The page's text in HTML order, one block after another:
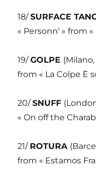
18/SURFACE
« Personn’ » from
19/GOLPE
from « La Colpe È
20/SNUFF
« On off the
21/ ROTURA
from « Estamos